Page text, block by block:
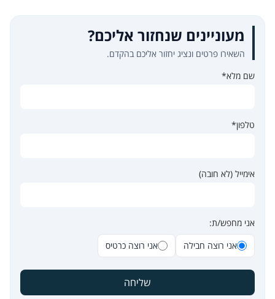
מעוניינים שנחזור אליכם?
השאירו פרטים ונציג יחזור אליכם בהקדם.
שם מלא*
טלפון*
אימייל (לא חובה)
אני מחפש/ת:
אני רוצה חבילה
אני רוצה כרטיס
שליחה